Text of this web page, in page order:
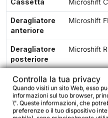
Cassetta Microshift
Deragliatore
anteriore
Microshift
Deragliatore
posteriore
Microshift
Mozzo
anteriore
KT dynamo
Mozzo
posteriore
Bombtrack
Controlla la tua privacy
Quando visiti un sito Web, esso
informazioni sul tuo browser,
\". Queste informazioni, che
preferenze o il tuo dispositivo